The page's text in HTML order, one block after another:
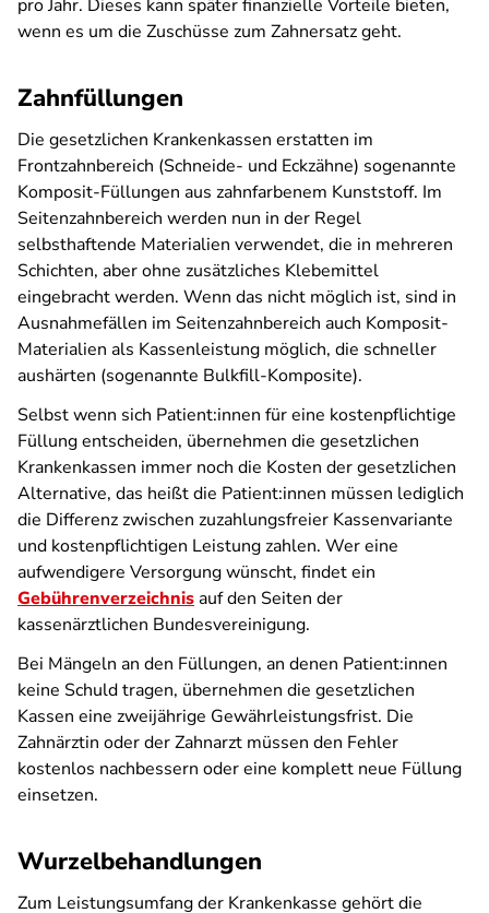
pro Jahr. Dieses kann später finanzielle Vorteile bieten,
wenn es um die Zuschüsse zum Zahnersatz geht.
Zahnfüllungen
Die gesetzlichen Krankenkassen erstatten im
Frontzahnbereich (Schneide- und Eckzähne) sogenannte
Komposit-Füllungen aus zahnfarbenem Kunststoff. Im
Seitenzahnbereich werden nun in der Regel
selbsthaftende Materialien verwendet, die in mehreren
Schichten, aber ohne zusätzliches Klebemittel
eingebracht werden. Wenn das nicht möglich ist, sind in
Ausnahmefällen im Seitenzahnbereich auch Komposit-
Materialien als Kassenleistung möglich, die schneller
aushärten (sogenannte Bulkfill-Komposite).
Selbst wenn sich Patient:innen für eine kostenpflichtige
Füllung entscheiden, übernehmen die gesetzlichen
Krankenkassen immer noch die Kosten der gesetzlichen
Alternative, das heißt die Patient:innen müssen lediglich
die Differenz zwischen zuzahlungsfreier Kassenvariante
und kostenpflichtigen Leistung zahlen. Wer eine
aufwendigere Versorgung wünscht, findet ein
Gebührenverzeichnisauf den Seiten der
kassenärztlichen Bundesvereinigung.
Bei Mängeln an den Füllungen, an denen Patient:innen
keine Schuld tragen, übernehmen die gesetzlichen
Kassen eine zweijährige Gewährleistungsfrist. Die
Zahnärztin oder der Zahnarzt müssen den Fehler
kostenlos nachbessern oder eine komplett neue Füllung
einsetzen.
Wurzelbehandlungen
Zum Leistungsumfang der Krankenkasse gehört die